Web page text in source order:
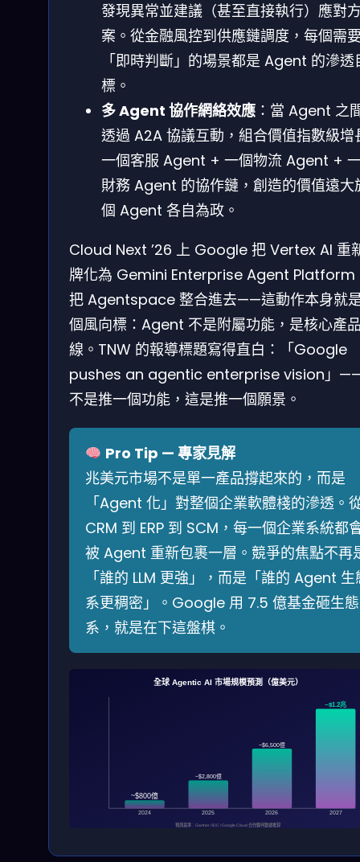
發現異常並建議（甚至直接執行）應對
案。從金融風控到供應鏈調度，每個需
「即時判斷」的場景都是 Agent 的滲透
標。
多 Agent 協作網絡效應 ：當 Agent 之
透過 A2A 協議互動，組合價值指數級增
一個客服 Agent + 一個物流 Agent +
財務 Agent 的協作鏈，創造的價值遠大
個 Agent 各自為政。
Cloud Next ’26 上 Google 把 Vertex AI 重
牌化為 Gemini Enterprise Agent Platform
把 Agentspace 整合進去——這動作本身就
個風向標：Agent 不是附屬功能，是核心產
線。TNW 的報導標題寫得直白：「Google
pushes an agentic enterprise vision」
不是推一個功能，這是推一個願景。
Pro Tip — 專家見解
兆美元市場不是單一產品撐起來的，而是
「Agent 化」對整個企業軟體棧的滲透。
CRM 到 ERP 到 SCM，每一個企業系統都
被 Agent 重新包裹一層。競爭的焦點不再
「誰的 LLM 更強」，而是「誰的 Agent 生
系更稠密」。Google 用 7.5 億基金砸生態
系，就是在下這盤棋。
全球 Agentic AI 市場規模預測（億美元）
2024
~$800億
2025
~$2,800億
2026
~$6,500億
2027
~$1.2兆
預測基準：Gartner / IDC / Google Cloud 合作夥伴數據推算